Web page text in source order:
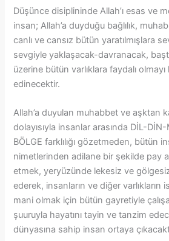
Düşünce disiplininde Allah’ı esas ve
insan; Allah’a duyduğu bağlılık,
canlı ve cansız bütün yaratılmışlara
sevgiyle yaklaşacak-davranacak,
üzerine bütün varlıklara faydalı
edinecektir.
Allah’a duyulan muhabbet ve aşktan
dolayısıyla insanlar arasında DİL-
BÖLGE farklılığı gözetmeden, bütün
nimetlerinden adilane bir şekilde pay
etmek, yeryüzünde lekesiz ve
ederek, insanların ve diğer varlıkların
mani olmak için bütün gayretiyle
şuuruyla hayatını tayin ve tanzim
dünyasına sahip insan ortaya